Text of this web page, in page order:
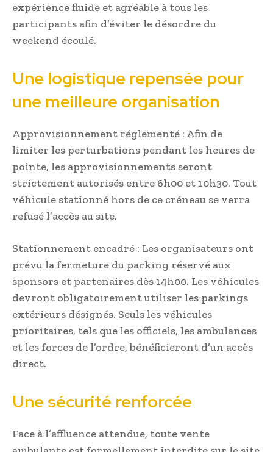
expérience fluide et agréable à tous les
participants afin d’éviter le désordre du
weekend écoulé.
Une logistique repensée pour
une meilleure organisation
Approvisionnement réglementé : Afin de
limiter les perturbations pendant les heures de
pointe, les approvisionnements seront
strictement autorisés entre 6h00 et 10h30. Tout
véhicule stationné hors de ce créneau se verra
refusé l’accès au site.
Stationnement encadré : Les organisateurs ont
prévu la fermeture du parking réservé aux
sponsors et partenaires dès 14h00. Les véhicules
devront obligatoirement utiliser les parkings
extérieurs désignés. Seuls les véhicules
prioritaires, tels que les officiels, les ambulances
et les forces de l’ordre, bénéficieront d’un accès
direct.
Une sécurité renforcée
Face à l’affluence attendue, toute vente